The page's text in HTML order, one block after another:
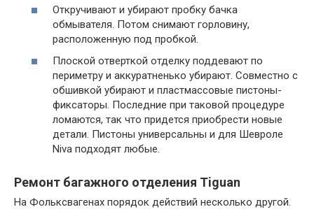
Откручивают и убирают пробку бачка
обмывателя. Потом снимают горловину,
расположенную под пробкой.
Плоской отверткой отделку поддевают по
периметру и аккуратненько убирают. Совместно с
обшивкой убирают и пластмассовые пистоны-
фиксаторы. Последние при таковой процедуре
ломаются, так что придется приобрести новые
детали. Пистоны универсальны и для Шевроле
Niva подходят любые.
Ремонт багажного отделения Tiguan
На Фольксвагенах порядок действий несколько другой.